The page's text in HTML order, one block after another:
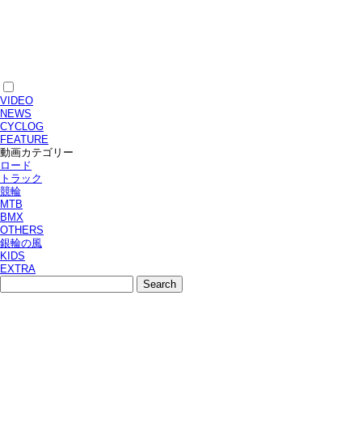
VIDEO
NEWS
CYCLOG
FEATURE
動画カテゴリー
ロード
トラック
競輪
MTB
BMX
OTHERS
銀輪の風
KIDS
EXTRA